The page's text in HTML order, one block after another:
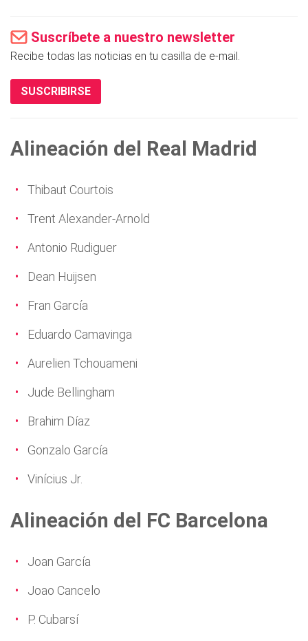
Suscríbete a nuestro newsletter
Recibe todas las noticias en tu casilla de e-mail.
SUSCRIBIRSE
Alineación del Real Madrid
Thibaut Courtois
Trent Alexander-Arnold
Antonio Rudiguer
Dean Huijsen
Fran García
Eduardo Camavinga
Aurelien Tchouameni
Jude Bellingham
Brahim Díaz
Gonzalo García
Vinícius Jr.
Alineación del FC Barcelona
Joan García
Joao Cancelo
P. Cubarsí